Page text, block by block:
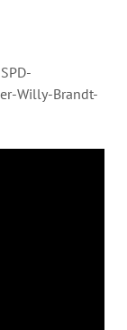
Willy-Brandt-